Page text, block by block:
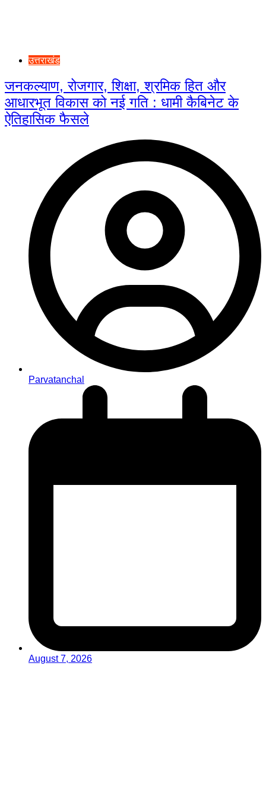
उत्तराखंड
जनकल्याण, रोजगार, शिक्षा, श्रमिक हित और
आधारभूत विकास को नई गति : धामी कैबिनेट के
ऐतिहासिक फैसले
Parvatanchal
August 7, 2026